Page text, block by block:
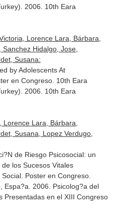
2006. 10th Eara
Lorence Lara, Bárbara,
Hidalgo, Jose,
Susana:
by Adolescents At
en Congreso. 10th Eara
2006. 10th Eara
Lara, Bárbara,
Susana, Lopez Verdugo,
de Riesgo Psicosocial: un
los Sucesos Vitales
Poster en Congreso.
Espa?a. 2006. Psicolog?a del
Presentadas en el XIII Congreso